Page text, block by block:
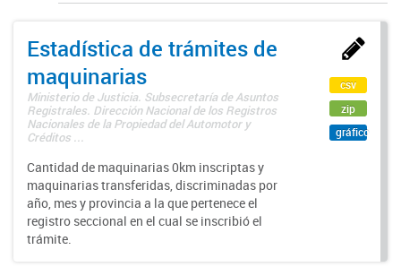
Estadística de trámites de
maquinarias
Ministerio de Justicia. Subsecretaría de Asuntos
Registrales. Dirección Nacional de los Registros
Nacionales de la Propiedad del Automotor y
Créditos ...
Cantidad de maquinarias 0km inscriptas y
maquinarias transferidas, discriminadas por
año, mes y provincia a la que pertenece el
registro seccional en el cual se inscribió el
trámite.
csv
zip
gráfico